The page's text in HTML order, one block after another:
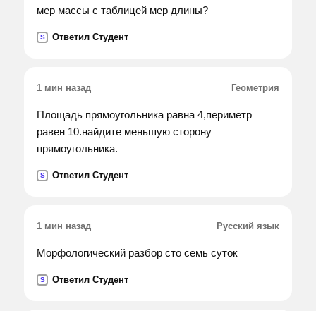
мер массы с таблицей мер длины?
S Ответил Студент
1 мин назад Геометрия
Площадь прямоугольника равна 4,периметр
равен 10.найдите меньшую сторону
прямоугольника.
S Ответил Студент
1 мин назад Русский язык
Морфологический разбор сто семь суток
S Ответил Студент